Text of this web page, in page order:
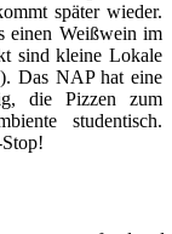
später wieder.
einen Weißwein im
sind kleine Lokale
Das NAP hat eine
die Pizzen zum
studentisch.